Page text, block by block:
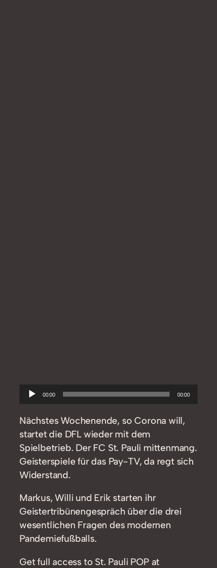
Audio-
Player
00:00 00:00
Nächstes Wochenende, so Corona will,
startet die DFL wieder mit dem
Spielbetrieb. Der FC St. Pauli mittenmang.
Geisterspiele für das Pay-TV, da regt sich
Widerstand.
Markus, Willi und Erik starten ihr
Geistertribünengespräch über die drei
wesentlichen Fragen des modernen
Pandemiefußballs.
Get full access to St. Pauli POP at